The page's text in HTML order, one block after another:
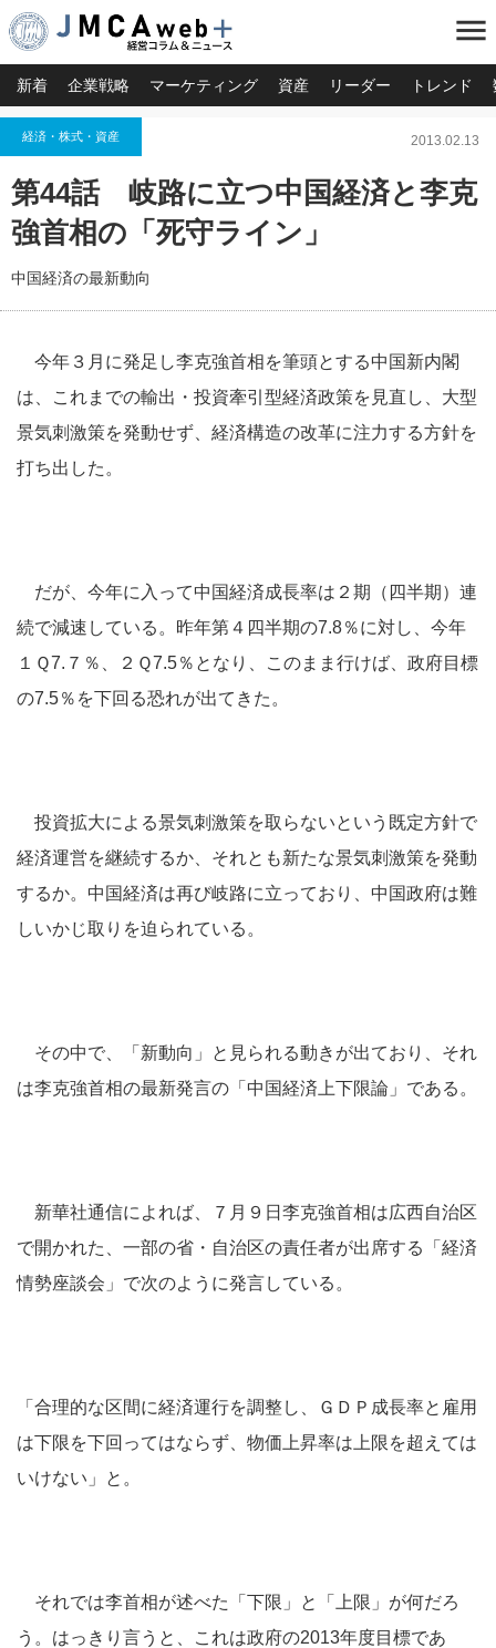
menu
新着 企業戦略 マーケティング 資産 リーダー トレンド
経済・株式・資産 2013.02.13
第44話 岐路に立つ中国経済と李克
強首相の「死守ライン」
中国経済の最新動向
今年３月に発足し李克強首相を筆頭とする中国新内閣
は、これまでの輸出・投資牽引型経済政策を見直し、大型
景気刺激策を発動せず、経済構造の改革に注力する方針を
打ち出した。
だが、今年に入って中国経済成長率は２期（四半期）連
続で減速している。昨年第４四半期の7.8％に対し、今年
１Ｑ7.７％、２Ｑ7.5％となり、このまま行けば、政府目標
の7.5％を下回る恐れが出てきた。
投資拡大による景気刺激策を取らないという既定方針で
経済運営を継続するか、それとも新たな景気刺激策を発動
するか。中国経済は再び岐路に立っており、中国政府は難
しいかじ取りを迫られている。
その中で、「新動向」と見られる動きが出ており、それ
は李克強首相の最新発言の「中国経済上下限論」である。
新華社通信によれば、７月９日李克強首相は広西自治区
で開かれた、一部の省・自治区の責任者が出席する「経済
情勢座談会」で次のように発言している。
「合理的な区間に経済運行を調整し、ＧＤＰ成長率と雇用
は下限を下回ってはならず、物価上昇率は上限を超えては
いけない」と。
それでは李首相が述べた「下限」と「上限」が何だろ
う。はっきり言うと、これは政府の2013年度目標であ